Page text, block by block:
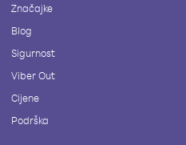
Značajke
Blog
Sigurnost
Viber Out
Cijene
Podrška